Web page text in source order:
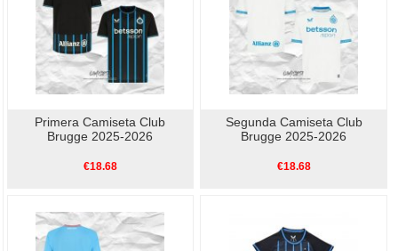
Primera Camiseta Club
Brugge 2025-2026
€18.68
Segunda Camiseta Club
Brugge 2025-2026
€18.68